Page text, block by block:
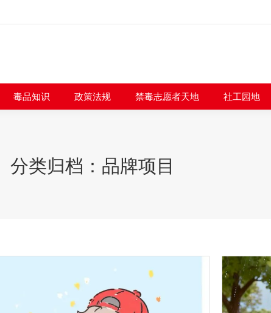
毒品知识 政策法规 禁毒志愿者天地 社工园地
分类归档： 品牌项目
品牌项目 毒品知识 政策法规 禁毒志愿者天地